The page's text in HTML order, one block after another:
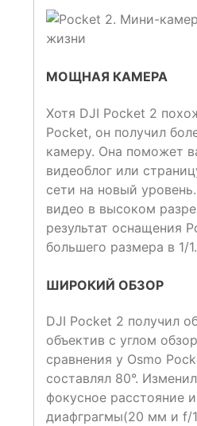
МОЩНАЯ КАМЕРА
Хотя DJI Pocket 2
Pocket, он получил
камеру. Она поможет
видеоблог или
сети на новый
видео в высоком
результат оснащения
большего размера в 1/
ШИРОКИЙ ОБЗОР
DJI Pocket 2 получил
объектив с углом
сравнения у Osmo
составлял 80°.
фокусное расстояние
диафграгмы(20 мм и f/